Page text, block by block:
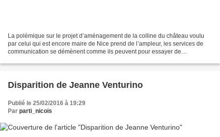
La polémique sur le projet d’aménagement de la colline du château voulu
par celui qui est encore maire de Nice prend de l’ampleur, les services de
communication se démènent comme ils peuvent pour essayer de
Disparition de Jeanne Venturino
Publié le 25/02/2016 à 19:29
Par parti_nicois